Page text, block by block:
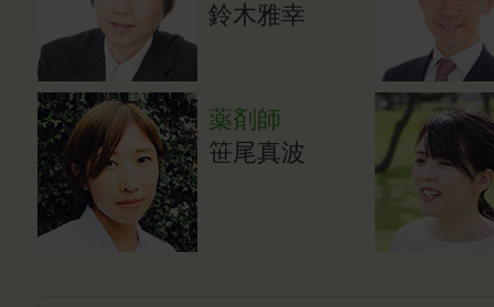
鈴木雅幸
薬剤師
笹尾真波